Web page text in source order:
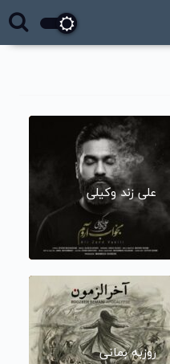
علی زند وکیلی
روزبه بمانی